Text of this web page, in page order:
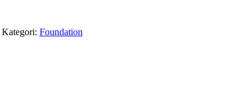
Kategori: Foundation